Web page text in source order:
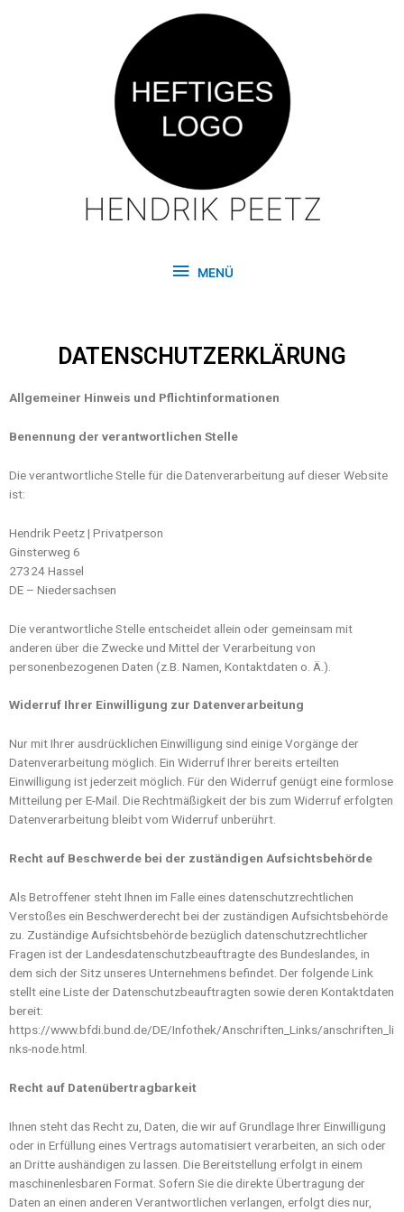
HENDRIK PEETZ
MENÜ
DATENSCHUTZERKLÄRUNG
Allgemeiner Hinweis und Pflichtinformationen
Benennung der verantwortlichen Stelle
Die verantwortliche Stelle für die Datenverarbeitung auf dieser Website
ist:
Hendrik Peetz | Privatperson
Ginsterweg 6
27324 Hassel
DE – Niedersachsen
Die verantwortliche Stelle entscheidet allein oder gemeinsam mit
anderen über die Zwecke und Mittel der Verarbeitung von
personenbezogenen Daten (z.B. Namen, Kontaktdaten o. Ä.).
Widerruf Ihrer Einwilligung zur Datenverarbeitung
Nur mit Ihrer ausdrücklichen Einwilligung sind einige Vorgänge der
Datenverarbeitung möglich. Ein Widerruf Ihrer bereits erteilten
Einwilligung ist jederzeit möglich. Für den Widerruf genügt eine formlose
Mitteilung per E-Mail. Die Rechtmäßigkeit der bis zum Widerruf erfolgten
Datenverarbeitung bleibt vom Widerruf unberührt.
Recht auf Beschwerde bei der zuständigen Aufsichtsbehörde
Als Betroffener steht Ihnen im Falle eines datenschutzrechtlichen
Verstoßes ein Beschwerderecht bei der zuständigen Aufsichtsbehörde
zu. Zuständige Aufsichtsbehörde bezüglich datenschutzrechtlicher
Fragen ist der Landesdatenschutzbeauftragte des Bundeslandes, in
dem sich der Sitz unseres Unternehmens befindet. Der folgende Link
stellt eine Liste der Datenschutzbeauftragten sowie deren Kontaktdaten
bereit:
https://www.bfdi.bund.de/DE/Infothek/Anschriften_Links/anschriften_li
nks-node.html.
Recht auf Datenübertragbarkeit
Ihnen steht das Recht zu, Daten, die wir auf Grundlage Ihrer Einwilligung
oder in Erfüllung eines Vertrags automatisiert verarbeiten, an sich oder
an Dritte aushändigen zu lassen. Die Bereitstellung erfolgt in einem
maschinenlesbaren Format. Sofern Sie die direkte Übertragung der
Daten an einen anderen Verantwortlichen verlangen, erfolgt dies nur,